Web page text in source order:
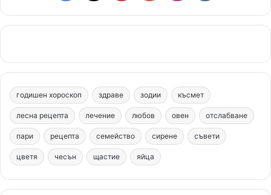
a
e
b
o
o
k
i
t
e
r
e
s
t
o
T
u
b
e
n
t
a
g
r
m
k
c
m
годишен хороскоп здраве зодии късмет
лесна рецепта лечение любов овен отслабване
пари рецепта семейство сирене съвети
цветя чесън щастие яйца